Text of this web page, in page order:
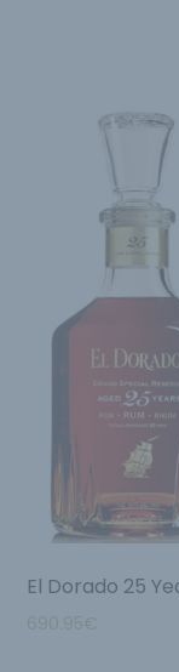
El Dorado 25
690.95€